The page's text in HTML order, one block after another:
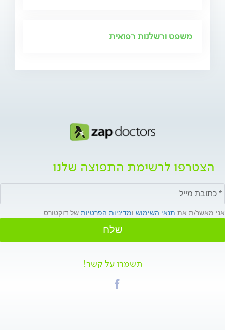
משפט ורשלנות רפואית
הצטרפו לרשימת התפוצה שלנו
אני מאשר/ת את תנאי השימוש ומדיניות הפרטיות של דוקטורס
שלח
תשמרו על קשר!